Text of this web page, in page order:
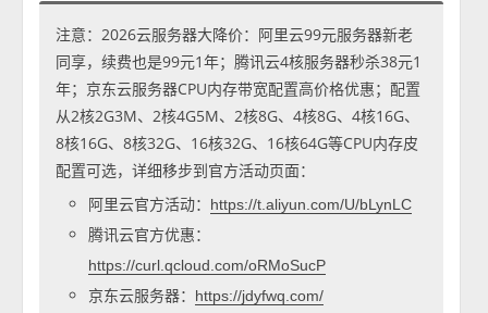
注意：2026云服务器大降价：阿里云99元服务器新老
同享，续费也是99元1年；腾讯云4核服务器秒杀38元1
年；京东云服务器CPU内存带宽配置高价格优惠；配置
从2核2G3M、2核4G5M、2核8G、4核8G、4核16G、
8核16G、8核32G、16核32G、16核64G等CPU内存皮
配置可选，详细移步到官方活动页面：
阿里云官方活动：
https://t.aliyun.com/U/bLynLC
腾讯云官方优惠：
https://curl.qcloud.com/oRMoSucP
京东云服务器： https://jdyfwq.com/